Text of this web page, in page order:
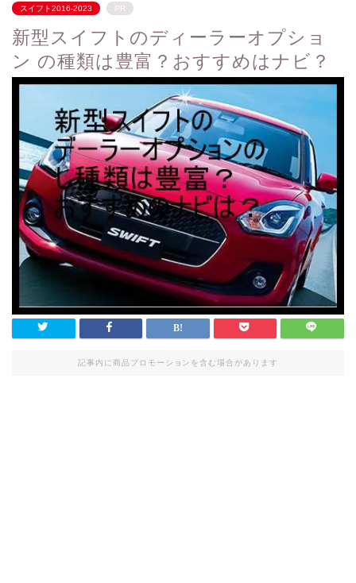
スイフト2016-2023 PR
新型スイフトのディーラーオプショ
ン の種類は豊富？おすすめはナビ？
記事内に商品プロモーションを含む場合があります